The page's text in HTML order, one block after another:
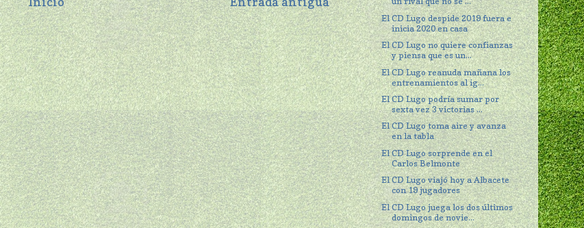
El CD Lugo despide 2019 fuera e
inicia 2020 en casa
El CD Lugo no quiere confianzas
y piensa que es un...
El CD Lugo reanuda mañana los
entrenamientos al ig...
El CD Lugo podría sumar por
sexta vez 3 victorias ...
El CD Lugo toma aire y avanza
en la tabla
El CD Lugo sorprende en el
Carlos Belmonte
El CD Lugo viajó hoy a Albacete
con 19 jugadores
El CD Lugo juega los dos últimos
domingos de novie...